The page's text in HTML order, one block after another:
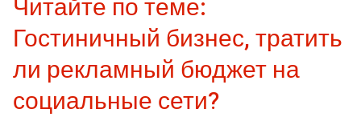
Читайте по теме:
Гостиничный бизнес, тратить
ли рекламный бюджет на
социальные сети?